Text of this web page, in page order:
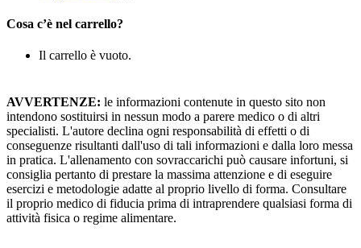
Cosa c’è nel carrello?
Il carrello è vuoto.
AVVERTENZE: le informazioni contenute in questo sito non
intendono sostituirsi in nessun modo a parere medico o di altri
specialisti. L'autore declina ogni responsabilità di effetti o di
conseguenze risultanti dall'uso di tali informazioni e dalla loro messa
in pratica. L'allenamento con sovraccarichi può causare infortuni, si
consiglia pertanto di prestare la massima attenzione e di eseguire
esercizi e metodologie adatte al proprio livello di forma. Consultare
il proprio medico di fiducia prima di intraprendere qualsiasi forma di
attività fisica o regime alimentare.